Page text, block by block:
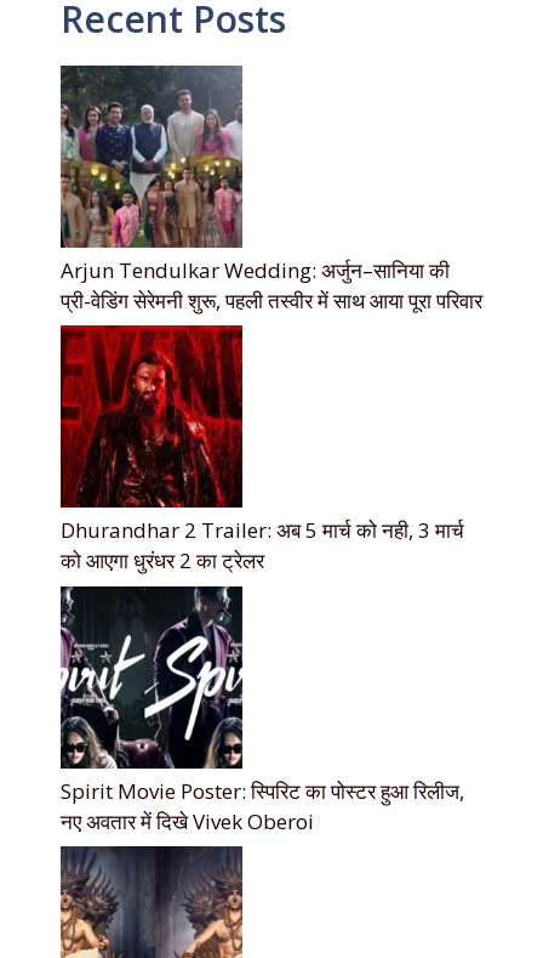
Recent Posts
Arjun Tendulkar Wedding: अर्जुन–सानिया की
प्री-वेडिंग सेरेमनी शुरू, पहली तस्वीर में साथ आया पूरा परिवार
Dhurandhar 2 Trailer: अब 5 मार्च को नही, 3 मार्च
को आएगा धुरंधर 2 का ट्रेलर
Spirit Movie Poster: स्पिरिट का पोस्टर हुआ रिलीज,
नए अवतार में दिखे Vivek Oberoi